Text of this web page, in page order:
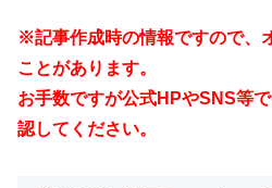
※記事作成時の情報ですので、
ことがあります。
お手数ですが公式HPやSNS等
認してください。